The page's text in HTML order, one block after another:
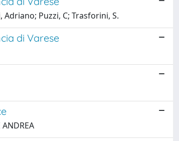
Adriano; Puzzi, C; Trasforini, S.
di Varese